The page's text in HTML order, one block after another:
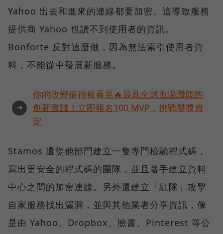
Yahoo 出去和進來的連線都要加密。這導致服務
提供商 Yahoo 也讀不到使用者的資訊。
Bonforte 反對這麼做，因為無法索引使用者資
料，不能從中發展新服務。
➜
你的改變值得被看見🔥最具全球市場潛能的
創新實踐！立即報名100 MVP，挑戰雙獎肯
定
Stamos 還從他部門建立一隻專門檢驗程式碼，
寫出更安全的程式碼的團隊，並且著手建立資料
中心之間的加密連線。另外還建立「紅隊」攻擊
自家服務找出漏洞，並與其他業者分享資訊，像
是由 Yahoo、Dropbox、臉書、Pinterest 等公